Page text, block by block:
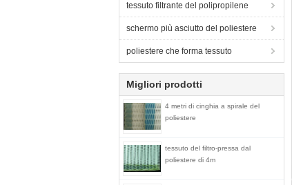
tessuto filtrante del polipropilene
schermo più asciutto del poliestere
poliestere che forma tessuto
Migliori prodotti
4 metri di cinghia a spirale del
poliestere
tessuto del filtro-pressa dal
poliestere di 4m